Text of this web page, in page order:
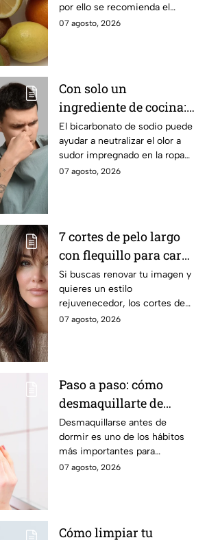
por ello se recomienda el
consumo de ciertas frutas.
07 agosto, 2026
Con solo un
ingrediente de cocina:
elimina el olor a sudor
de las camisetas de
deporte
El bicarbonato de sodio puede
ayudar a neutralizar el olor a
sudor impregnado en la ropa
deportiva cuando se utiliza
07 agosto, 2026
7 cortes de pelo largo
con flequillo para cara
redonda que te hace ver
más joven después de
los 40
Si buscas renovar tu imagen y
quieres un estilo
rejuvenecedor, los cortes de
pelo que apuestan por melenas
07 agosto, 2026
Paso a paso: cómo
desmaquillarte de
noche para cuidar tu
piel y evitar arrugas
Desmaquillarse antes de
dormir es uno de los hábitos
más importantes para
mantener la piel sana y
barrera cutánea, prevenir la
07 agosto, 2026
Cómo limpiar tu